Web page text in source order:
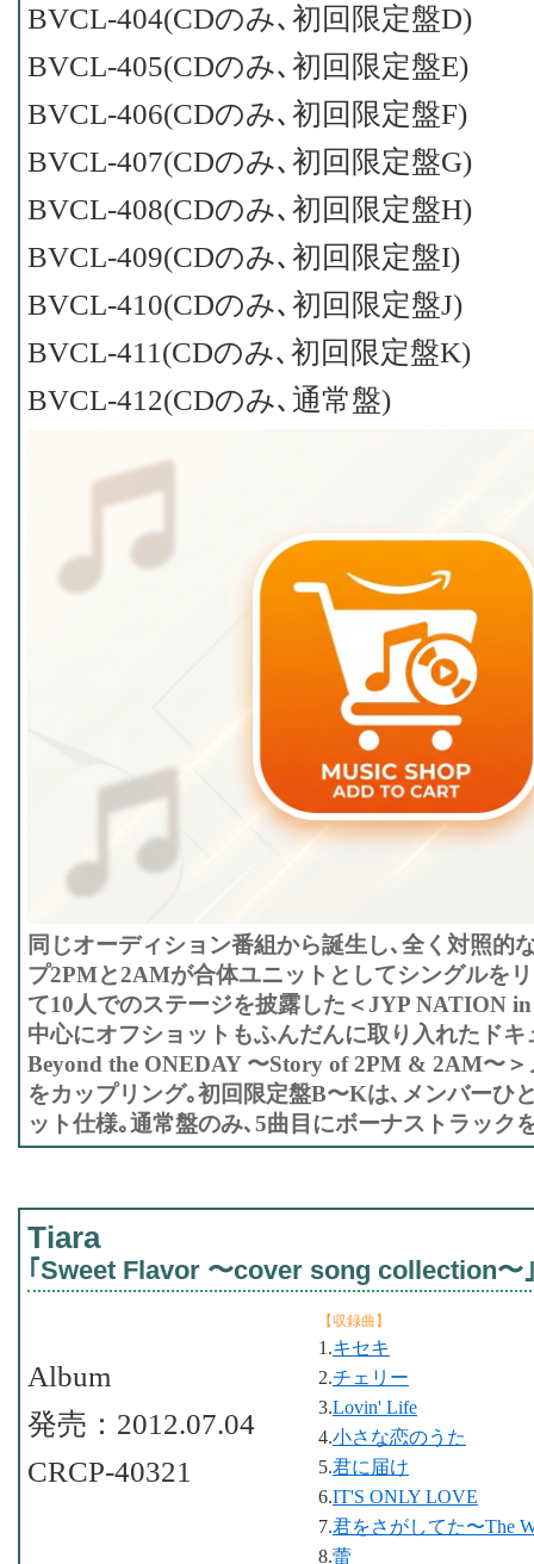
BVCL-404(CDのみ､初回限定盤D)
BVCL-405(CDのみ､初回限定盤E)
BVCL-406(CDのみ､初回限定盤F)
BVCL-407(CDのみ､初回限定盤G)
BVCL-408(CDのみ､初回限定盤H)
BVCL-409(CDのみ､初回限定盤I)
BVCL-410(CDのみ､初回限定盤J)
BVCL-411(CDのみ､初回限定盤K)
BVCL-412(CDのみ､通常盤)
同じオーディション番組から誕生し､全く対照的
プ2PMと2AMが合体ユニットとしてシングルを
て10人でのステージを披露した＜JYP NATION
中心にオフショットもふんだんに取り入れたド
Beyond the ONEDAY 〜Story of 2PM & 2AM〜
をカップリング｡初回限定盤B〜Kは､メンバーひ
ット仕様｡通常盤のみ､5曲目にボーナストラック
Tiara
｢Sweet Flavor 〜cover song collection〜
【収録曲】
1.キセキ
2.チェリー
3.Lovin' Life
4.小さな恋のうた
5.君に届け
6.IT'S ONLY LOVE
7.君をさがしてた〜The
8.蕾
Album
発売：2012.07.04
CRCP-40321